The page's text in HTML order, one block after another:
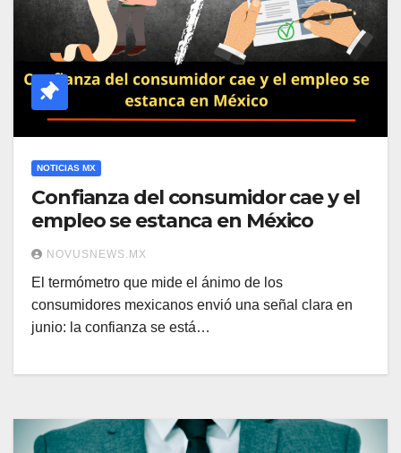
NOTICIAS MX
Confianza del consumidor cae y el
empleo se estanca en México
NOVUSNEWS.MX
El termómetro que mide el ánimo de los
consumidores mexicanos envió una señal clara en
junio: la confianza se está…